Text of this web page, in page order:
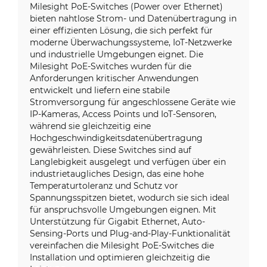
Milesight PoE-Switches (Power over Ethernet)
bieten nahtlose Strom- und Datenübertragung in
einer effizienten Lösung, die sich perfekt für
moderne Überwachungssysteme, IoT-Netzwerke
und industrielle Umgebungen eignet. Die
Milesight PoE-Switches wurden für die
Anforderungen kritischer Anwendungen
entwickelt und liefern eine stabile
Stromversorgung für angeschlossene Geräte wie
IP-Kameras, Access Points und IoT-Sensoren,
während sie gleichzeitig eine
Hochgeschwindigkeitsdatenübertragung
gewährleisten. Diese Switches sind auf
Langlebigkeit ausgelegt und verfügen über ein
industrietaugliches Design, das eine hohe
Temperaturtoleranz und Schutz vor
Spannungsspitzen bietet, wodurch sie sich ideal
für anspruchsvolle Umgebungen eignen. Mit
Unterstützung für Gigabit Ethernet, Auto-
Sensing-Ports und Plug-and-Play-Funktionalität
vereinfachen die Milesight PoE-Switches die
Installation und optimieren gleichzeitig die